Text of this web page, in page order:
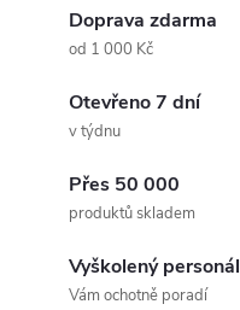
Doprava zdarma
od 1 000 Kč
Otevřeno 7 dní
v týdnu
Přes 50 000
produktů skladem
Vyškolený personál
Vám ochotně poradí